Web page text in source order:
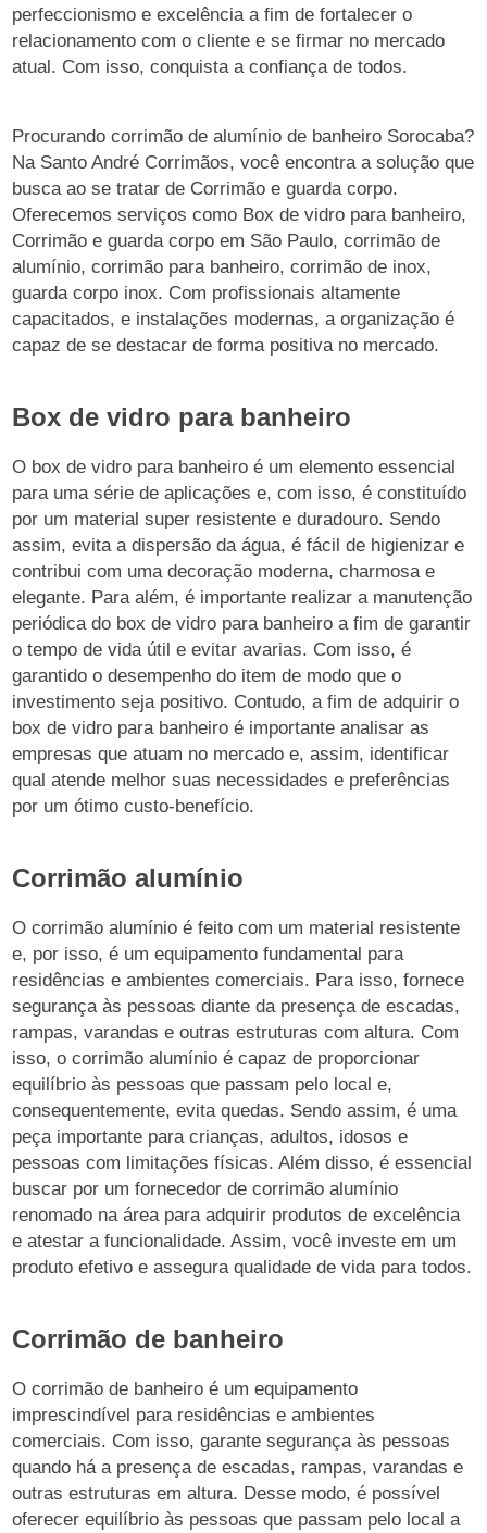
perfeccionismo e excelência a fim de fortalecer o
relacionamento com o cliente e se firmar no mercado
atual. Com isso, conquista a confiança de todos.
Procurando corrimão de alumínio de banheiro Sorocaba?
Na Santo André Corrimãos, você encontra a solução que
busca ao se tratar de Corrimão e guarda corpo.
Oferecemos serviços como Box de vidro para banheiro,
Corrimão e guarda corpo em São Paulo, corrimão de
alumínio, corrimão para banheiro, corrimão de inox,
guarda corpo inox. Com profissionais altamente
capacitados, e instalações modernas, a organização é
capaz de se destacar de forma positiva no mercado.
Box de vidro para banheiro
O box de vidro para banheiro é um elemento essencial
para uma série de aplicações e, com isso, é constituído
por um material super resistente e duradouro. Sendo
assim, evita a dispersão da água, é fácil de higienizar e
contribui com uma decoração moderna, charmosa e
elegante. Para além, é importante realizar a manutenção
periódica do box de vidro para banheiro a fim de garantir
o tempo de vida útil e evitar avarias. Com isso, é
garantido o desempenho do item de modo que o
investimento seja positivo. Contudo, a fim de adquirir o
box de vidro para banheiro é importante analisar as
empresas que atuam no mercado e, assim, identificar
qual atende melhor suas necessidades e preferências
por um ótimo custo-benefício.
Corrimão alumínio
O corrimão alumínio é feito com um material resistente
e, por isso, é um equipamento fundamental para
residências e ambientes comerciais. Para isso, fornece
segurança às pessoas diante da presença de escadas,
rampas, varandas e outras estruturas com altura. Com
isso, o corrimão alumínio é capaz de proporcionar
equilíbrio às pessoas que passam pelo local e,
consequentemente, evita quedas. Sendo assim, é uma
peça importante para crianças, adultos, idosos e
pessoas com limitações físicas. Além disso, é essencial
buscar por um fornecedor de corrimão alumínio
renomado na área para adquirir produtos de excelência
e atestar a funcionalidade. Assim, você investe em um
produto efetivo e assegura qualidade de vida para todos.
Corrimão de banheiro
O corrimão de banheiro é um equipamento
imprescindível para residências e ambientes
comerciais. Com isso, garante segurança às pessoas
quando há a presença de escadas, rampas, varandas e
outras estruturas em altura. Desse modo, é possível
oferecer equilíbrio às pessoas que passam pelo local a